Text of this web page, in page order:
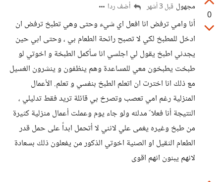
0
مجهول قبل 3 أشهر أضف ردا
أنا وامي ترفض انا افعل اي شيء وحتى وهي تطبخ ترفض ان
ادخل للمطبخ لكي لا تصبح رائحة الطعام بي ، وحتى ابي حين
يجدني اطبخ يقول لي اجلسي انا سأكمل الطبخة و اخوتي لو
طبخت يطبخون معي للمساعدة وهم ينظفون و ينشرون الغسيل
مع ذلك انا اخترت ان اتعلم الطبخ بنفسي و تعلم. الأعمال
المنزلية رغم امي تعصب وتصرخ بي قائلة تريد فقط تدليلي ،
النتيجة أنا فعلا ّ مدلله ولو جاء يوم وعملت أعمال منزلية كثيرة
من طبخ وغيره يغمى علي لانني لا أتحمل ابداً على حمل قدر
الطعام الثقيل او الصنية اخوتي الذكور من يفعلون ذلك بسعادة
لانهم يبنون انهم اقوى